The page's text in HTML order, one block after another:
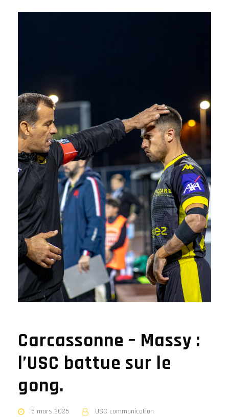
Carcassonne – Massy :
l’USC battue sur le
gong.
5 mars 2025
USC communication